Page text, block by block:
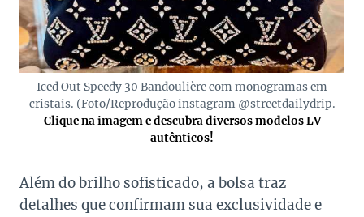
Iced Out Speedy 30 Bandoulière com monogramas em
cristais. (Foto/Reprodução instagram @streetdailydrip.
Clique na imagem e descubra diversos modelos LV
autênticos!
Além do brilho sofisticado, a bolsa traz
detalhes que confirmam sua exclusividade e